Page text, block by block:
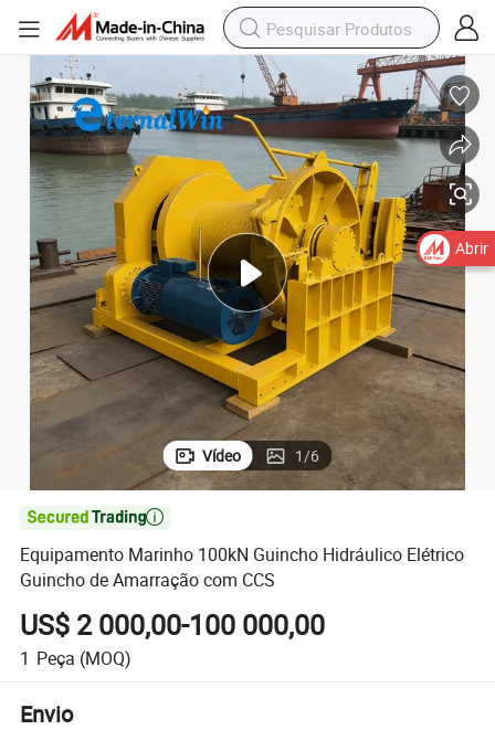
Vídeo 1/6

Equipamento Marinho 100kN Guincho Hidráulico Elétrico
Guincho de Amarração com CCS
US$ 2 000,00-100 000,00
1 Peça (MOQ)
Envio
Abrir